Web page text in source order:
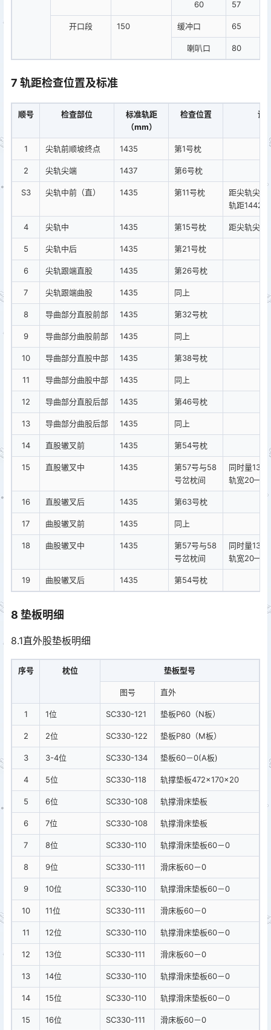
60 57
开口段 150 缓冲口 65
喇叭口 80
7 轨距检查位置及标准
顺号 检查部位
标准轨距
（mm）
检查位置
1 尖轨前顺坡终点 1435 第1号枕
2 尖轨尖端 1437 第6号枕
S3 尖轨中前（直） 1435 第11号枕
距尖轨尖
轨距
4 尖轨中 1435 第15号枕 距尖轨尖端
5 尖轨中后 1435 第21号枕
6 尖轨跟端直股 1435 第26号枕
7 尖轨跟端曲股 1435 同上
8 导曲部分直股前部 1435 第32号枕
9 导曲部分曲股前部 1435 同上
10 导曲部分直股中部 1435 第38号枕
11 导曲部分曲股中部 1435 同上
12 导曲部分直股后部 1435 第46号枕
13 导曲部分曲股后部 1435 同上
14 直股辙叉前 1435 第54号枕
15 直股辙叉中 1435
第57号与58
号岔枕间
同时量
轨宽
16 直股辙叉后 1435 第63号枕
17 曲股辙叉前 1435 同上
18 曲股辙叉中 1435
第57号与58
号岔枕间
同时量
轨宽
19 曲股辙叉后 1435 第54号枕
8 垫板明细
8.1直外股垫板明细
序号 枕位 垫板型号
图号 直外
1 1位 SC330-121 垫板P60（N板）
2 2位 SC330-122 垫板P80（M板）
3 3-4位 SC330-134 垫板60－0(A板)
4 5位 SC330-118 轨撑垫板472×170×20
5 6位 SC330-108 轨撑滑床垫板
6 7位 SC330-108 轨撑滑床垫板
7 8位 SC330-110 轨撑滑床垫板60－0
8 9位 SC330-111 滑床板60－0
9 10位 SC330-110 轨撑滑床垫板60－0
10 11位 SC330-111 滑床板60－0
11 12位 SC330-110 轨撑滑床垫板60－0
12 13位 SC330-111 滑床板60－0
13 14位 SC330-110 轨撑滑床垫板60－0
14 15位 SC330-110 轨撑滑床垫板60－0
15 16位 SC330-111 滑床板60－0